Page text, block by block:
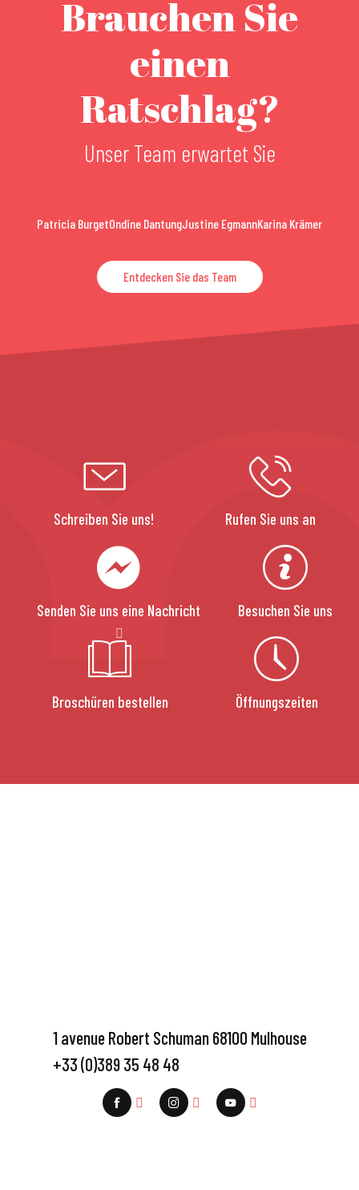
Brauchen Sie
einen
Ratschlag?
Unser Team erwartet Sie
Patricia BurgetOndine DantungJustine EgmannKarina Krämer
Entdecken Sie das Team
Schreiben Sie uns! Rufen Sie uns an
Senden Sie uns eine Nachricht Besuchen Sie uns
Broschüren bestellen Öffnungszeiten
1 avenue Robert Schuman 68100 Mulhouse
+33 (0)389 35 48 48